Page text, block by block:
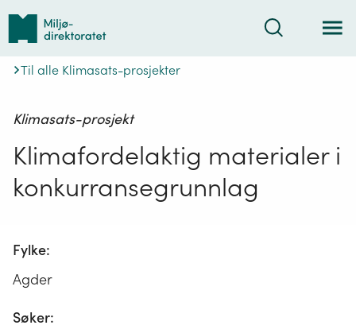
Tilbake
forsiden
Søk
Til alle Klimasats-prosjekter
Klimasats-prosjekt
Klimafordelaktig materialer i
konkurransegrunnlag
Fylke:
Agder
Søker: